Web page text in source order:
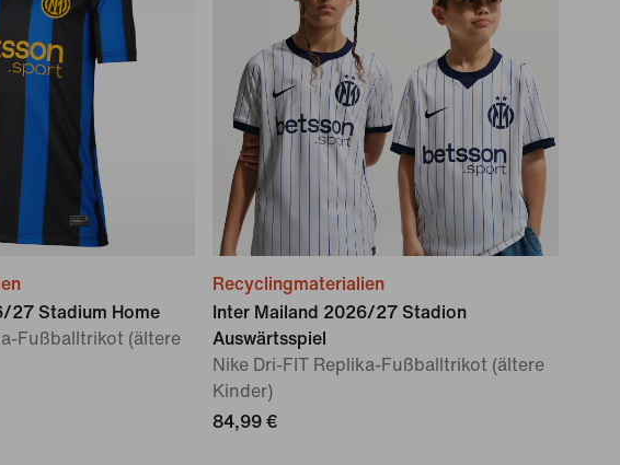
27 Stadium Home
Fußballtrikot (ältere
Recyclingmaterialien
Inter Mailand 2026/27 Stadion
Auswärtsspiel
Nike Dri-FIT Replika-Fußballtrikot (ältere
Kinder)
84,99 €